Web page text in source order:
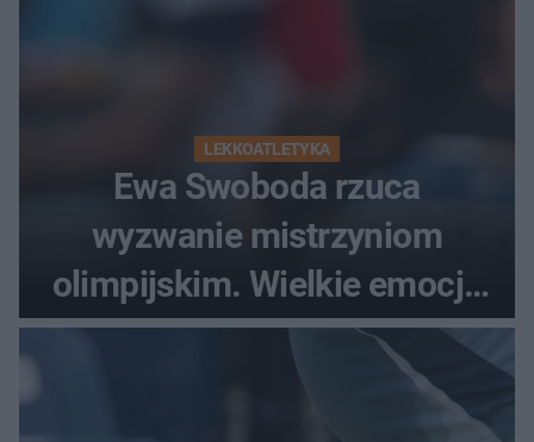
LEKKOATLETYKA
Ewa Swoboda rzuca
wyzwanie mistrzyniom
olimpijskim. Wielkie emocje
podczas Silesia Memoriału
Kamili Skolimowskiej